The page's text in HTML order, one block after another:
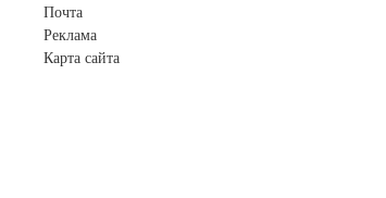
Почта
Реклама
Карта сайта